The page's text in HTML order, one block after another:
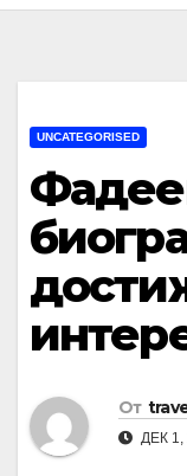
UNCATEGORISED
От
ДЕК 1,